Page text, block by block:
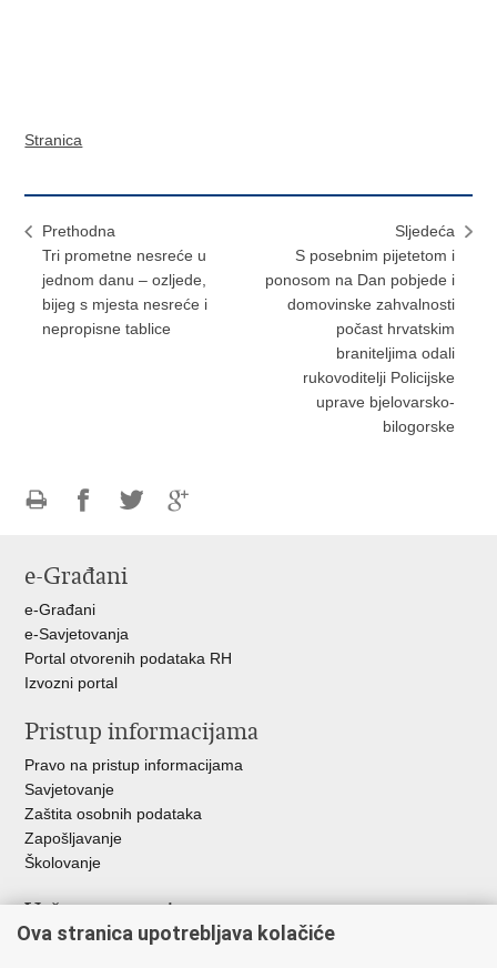
Stranica
Prethodna
Tri prometne nesreće u
jednom danu – ozljede,
bijeg s mjesta nesreće i
nepropisne tablice
Sljedeća
S posebnim pijetetom i
ponosom na Dan pobjede i
domovinske zahvalnosti
počast hrvatskim
braniteljima odali
rukovoditelji Policijske
uprave bjelovarsko-
bilogorske
FacebookuTwitteru
e-Građani
e-Građani
e-Savjetovanja
Portal otvorenih podataka RH
Izvozni portal
Pristup informacijama
Pravo na pristup informacijama
Savjetovanje
Zaštita osobnih podataka
Zapošljavanje
Školovanje
Važne poveznice
Ministarstvo unutarnjih poslova
Ova stranica upotrebljava kolačiće